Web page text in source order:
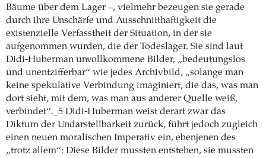
Bäume über dem Lager –, vielmehr bezeugen sie gerade
durch ihre Unschärfe und Ausschnitthaftigkeit die
existenzielle Verfasstheit der Situation, in der sie
aufgenommen wurden, die der Todeslager. Sie sind laut
Didi-Huberman unvollkommene Bilder, „bedeutungslos
und unentzifferbar“ wie jedes Archivbild, „solange man
keine spekulative Verbindung imaginiert, die das, was man
dort sieht, mit dem, was man aus anderer Quelle weiß,
verbindet“._5 Didi-Huberman weist derart zwar das
Diktum der Undarstellbarkeit zurück, führt jedoch zugleich
einen neuen moralischen Imperativ ein, ebenjenen des
„trotz allem“: Diese Bilder mussten entstehen, sie mussten